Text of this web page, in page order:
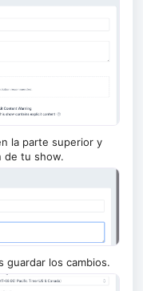
la parte superior y
de tu show.
guardar los cambios.